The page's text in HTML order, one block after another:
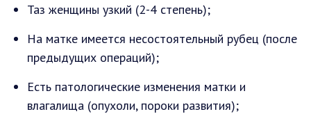
Таз женщины узкий (2-4 степень);
На матке имеется несостоятельный рубец (после
предыдущих операций);
Есть патологические изменения матки и
влагалища (опухоли, пороки развития);